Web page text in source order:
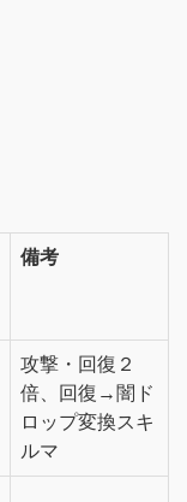
備考
攻撃・回復２
倍、回復→闇ド
ロップ変換スキ
ルマ